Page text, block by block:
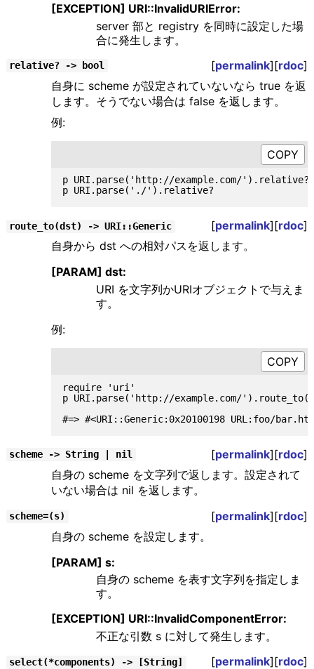
[EXCEPTION] URI::InvalidURIError:
server 部と registry を同時に設定した場
合に発生します。
relative? -> bool [permalink][rdoc]
自身に scheme が設定されていないなら true を返
します。そうでない場合は false を返します。
例:
p URI.parse('http://example.com/
route_to(dst) -> URI::Generic [permalink][rdoc]
自身から dst への相対パスを返します。
[PARAM] dst:
URI を文字列かURIオブジェクトで与えま
す。
例:
require 'uri'
p URI.parse('http://example.com/
scheme -> String | nil [permalink][rdoc]
自身の scheme を文字列で返します。設定されて
いない場合は nil を返します。
scheme=(s) [permalink][rdoc]
自身の scheme を設定します。
[PARAM] s:
自身の scheme を表す文字列を指定しま
す。
[EXCEPTION] URI::InvalidComponentError:
不正な引数 s に対して発生します。
select(*components) -> [String] [permalink][rdoc]